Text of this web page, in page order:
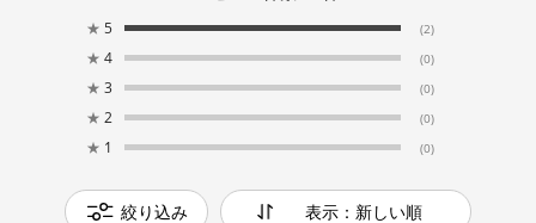
★ 5 (2)
★ 4 (0)
★ 3 (0)
★ 2 (0)
★ 1 (0)
絞り込み 表示：新しい順